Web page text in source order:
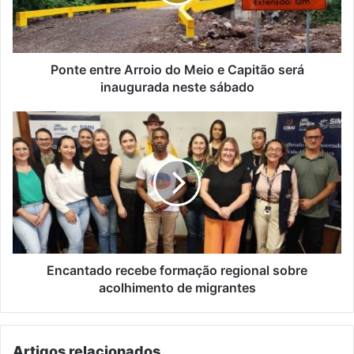
Capitão
será
inaugurada
Ponte entre Arroio do Meio e Capitão será
inaugurada neste sábado
Encantado
recebe
formação
regional
sobre
acolhimento
de
migrantes
Encantado recebe formação regional sobre
acolhimento de migrantes